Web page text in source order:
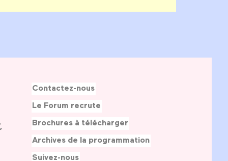
Contactez-nous
Le Forum recrute
Brochures à télécharger
Archives de la programmation
Suivez-nous